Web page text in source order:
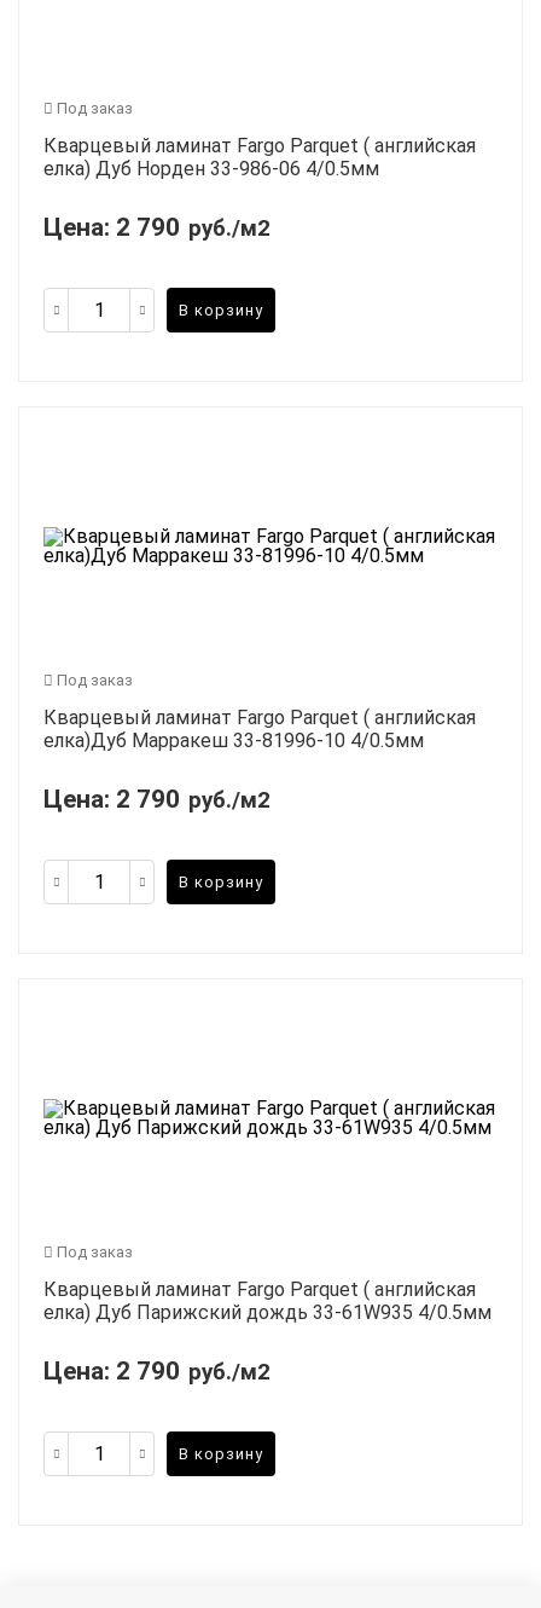
Под заказ
Кварцевый ламинат Fargo Parquet ( английская
елка) Дуб Норден 33-986-06 4/0.5мм
Цена: 2 790 руб./м2
В корзину
Под заказ
Кварцевый ламинат Fargo Parquet ( английская
елка)Дуб Марракеш 33-81996-10 4/0.5мм
Цена: 2 790 руб./м2
В корзину
Под заказ
Кварцевый ламинат Fargo Parquet ( английская
елка) Дуб Парижский дождь 33-61W935 4/0.5мм
Цена: 2 790 руб./м2
В корзину